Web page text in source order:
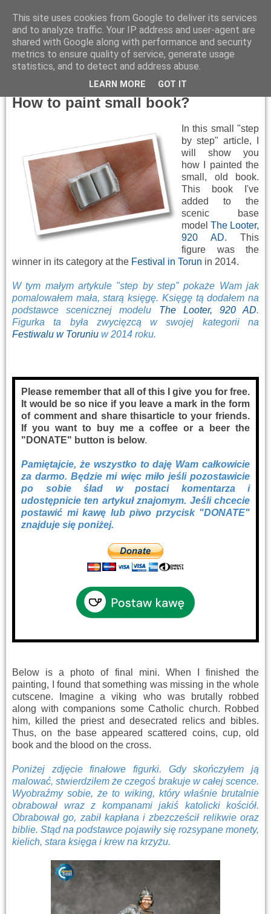
Friday, July 11, 2014
How to paint small book?
In this small "step
by step" article, I
will show you
how I painted the
small, old book.
This book I've
added to the
scenic base
model The Looter,
920 AD. This
figure was the
winner in its category at the Festival in Torun in 2014.
W tym małym artykule "step by step" pokaże Wam jak
pomalowałem mała, starą księgę. Księgę tą dodałem na
podstawce scenicznej modelu The Looter, 920 AD.
Figurka ta była zwycięzcą w swojej kategorii na
Festiwalu w Toruniu w 2014 roku.
Please remember that all of this I give you for free.
It would be so nice if you leave a mark in the form
of comment and share thisarticle to your friends.
If you want to buy me a coffee or a beer the
"DONATE" button is below.
Pamiętajcie, że wszystko to daję Wam całkowicie
za darmo. Będzie mi więc miło jeśli pozostawicie
po sobie ślad w postaci komentarza i
udostępnicie ten artykuł znajomym. Jeśli chcecie
postawić mi kawę lub piwo przycisk "DONATE"
znajduje się poniżej.
Below is a photo of final mini. When I finished the
painting, I found that something was missing in the whole
cutscene. Imagine a viking who was brutally robbed
along with companions some Catholic church. Robbed
him, killed the priest and desecrated relics and bibles.
Thus, on the base appeared scattered coins, cup, old
book and the blood on the cross.
Poniżej zdjęcie finałowe figurki. Gdy skończyłem ją
malować, stwierdziłem że czegoś brakuje w całej scence.
Wyobraźmy sobie, że to wiking, który właśnie brutalnie
obrabował wraz z kompanami jakiś katolicki kościół.
Obrabował go, zabił kapłana i zbezcześcił relikwie oraz
biblie. Stąd na podstawce pojawiły się rozsypane monety,
kielich, stara księga i krew na krzyżu.
This site uses cookies from Google to deliver its services
and to analyze traffic. Your IP address and user-agent are
shared with Google along with performance and security
metrics to ensure quality of service, generate usage
statistics, and to detect and address abuse.
LEARN MORE GOT IT